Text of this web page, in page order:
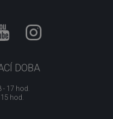
DOBA
- 17 hod.
hod.